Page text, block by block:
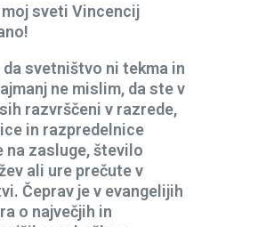
moj sveti Vincencij
da svetništvo ni tekma in
ne mislim, da ste v
razvrščeni v razrede,
in razpredelnice
na zasluge, število
ali ure prečute v
Čeprav je v evangelijih
o največjih in